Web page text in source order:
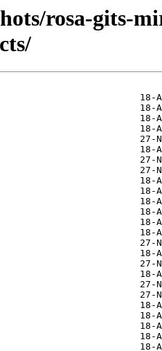
rosa-gits-